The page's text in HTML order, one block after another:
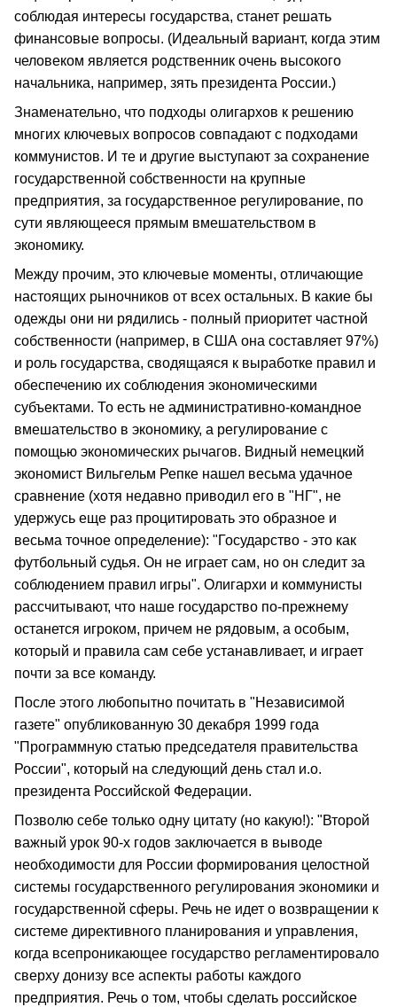
соблюдая интересы государства, станет решать
финансовые вопросы. (Идеальный вариант, когда этим
человеком является родственник очень высокого
начальника, например, зять президента России.)
Знаменательно, что подходы олигархов к решению
многих ключевых вопросов совпадают с подходами
коммунистов. И те и другие выступают за сохранение
государственной собственности на крупные
предприятия, за государственное регулирование, по
сути являющееся прямым вмешательством в
экономику.
Между прочим, это ключевые моменты, отличающие
настоящих рыночников от всех остальных. В какие бы
одежды они ни рядились - полный приоритет частной
собственности (например, в США она составляет 97%)
и роль государства, сводящаяся к выработке правил и
обеспечению их соблюдения экономическими
субъектами. То есть не административно-командное
вмешательство в экономику, а регулирование с
помощью экономических рычагов. Видный немецкий
экономист Вильгельм Репке нашел весьма удачное
сравнение (хотя недавно приводил его в "НГ", не
удержусь еще раз процитировать это образное и
весьма точное определение): "Государство - это как
футбольный судья. Он не играет сам, но он следит за
соблюдением правил игры". Олигархи и коммунисты
рассчитывают, что наше государство по-прежнему
останется игроком, причем не рядовым, а особым,
который и правила сам себе устанавливает, и играет
почти за все команду.
После этого любопытно почитать в "Независимой
газете" опубликованную 30 декабря 1999 года
"Программную статью председателя правительства
России", который на следующий день стал и.о.
президента Российской Федерации.
Позволю себе только одну цитату (но какую!): "Второй
важный урок 90-х годов заключается в выводе
необходимости для России формирования целостной
системы государственного регулирования экономики и
государственной сферы. Речь не идет о возвращении к
системе директивного планирования и управления,
когда всепроникающее государство регламентировало
сверху донизу все аспекты работы каждого
предприятия. Речь о том, чтобы сделать российское